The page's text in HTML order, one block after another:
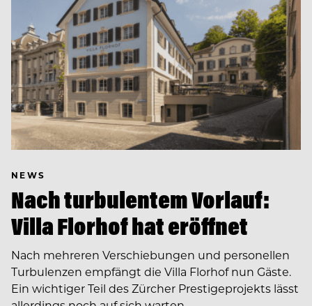
NEWS
Nach turbulentem Vorlauf:
Villa Florhof hat eröffnet
Nach mehreren Verschiebungen und personellen
Turbulenzen empfängt die Villa Florhof nun Gäste.
Ein wichtiger Teil des Zürcher Prestigeprojekts lässt